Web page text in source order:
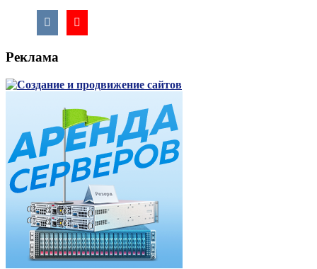
Реклама